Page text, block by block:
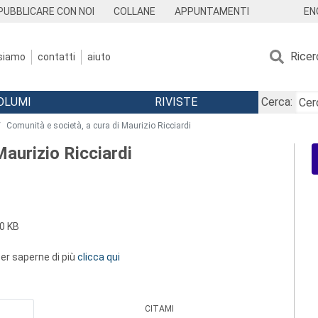
CON NOI COLLANE APPUNTAMENTI
contatti aiuto
RIVISTE Cerca:
Comunità e società, a cura di Maurizio Ricciardi
Ricciardi
KB
saperne di più clicca qui
CITAMI